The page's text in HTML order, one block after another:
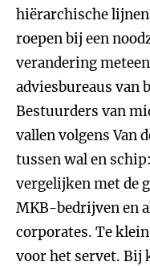
hiërarchische
roepen bij een
verandering
adviesbureaus van
Bestuurders van
vallen volgens Van
tussen wal en
vergelijken met de
MKB-bedrijven en
corporates. Te
voor het servet. Bij